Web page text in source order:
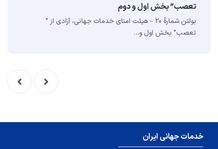
تعصب” بخش اول و دوم
بولتن شمارهٔ ۲۰ – هیئت امنای خدمات جهانی، آزادی از ”
تعصب” بخش اول و…
خدمات جهانی ایران